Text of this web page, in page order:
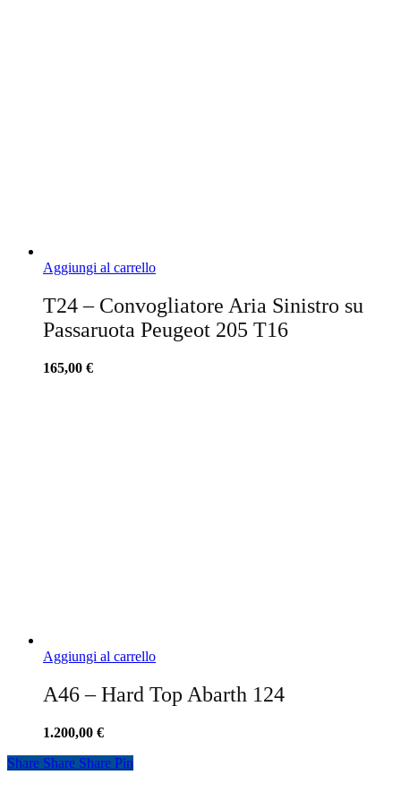
Aggiungi al carrello
T24 – Convogliatore Aria Sinistro su
Passaruota Peugeot 205 T16
165,00 €
Aggiungi al carrello
A46 – Hard Top Abarth 124
1.200,00 €
Share
Share Share Share Pin